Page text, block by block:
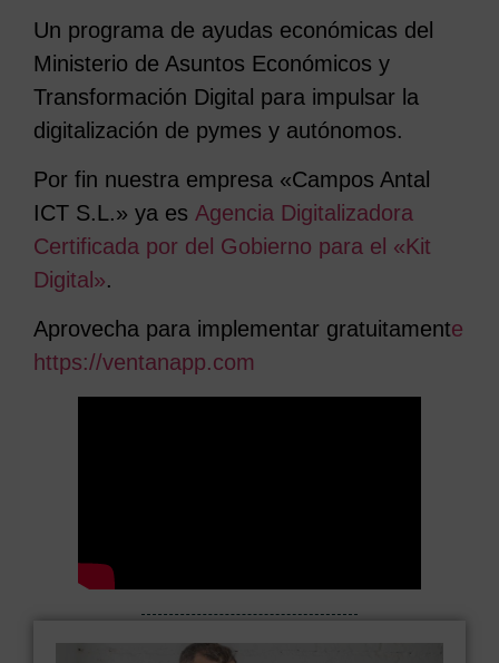
Un programa de ayudas económicas del
Ministerio de Asuntos Económicos y
Transformación Digital para impulsar la
digitalización de pymes y autónomos.
Por fin nuestra empresa «Campos Antal
ICT S.L.» ya es Agencia Digitalizadora
Certificada por del Gobierno para el «Kit
Digital».
Aprovecha para implementar gratuitamente
https://ventanapp.com